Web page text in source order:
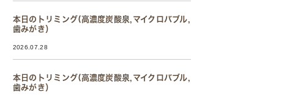
本日のトリミング(高濃度炭酸泉,マイクロバブル,
歯みがき）
2026.07.28
本日のトリミング(高濃度炭酸泉,マイクロバブル,
歯みがき）